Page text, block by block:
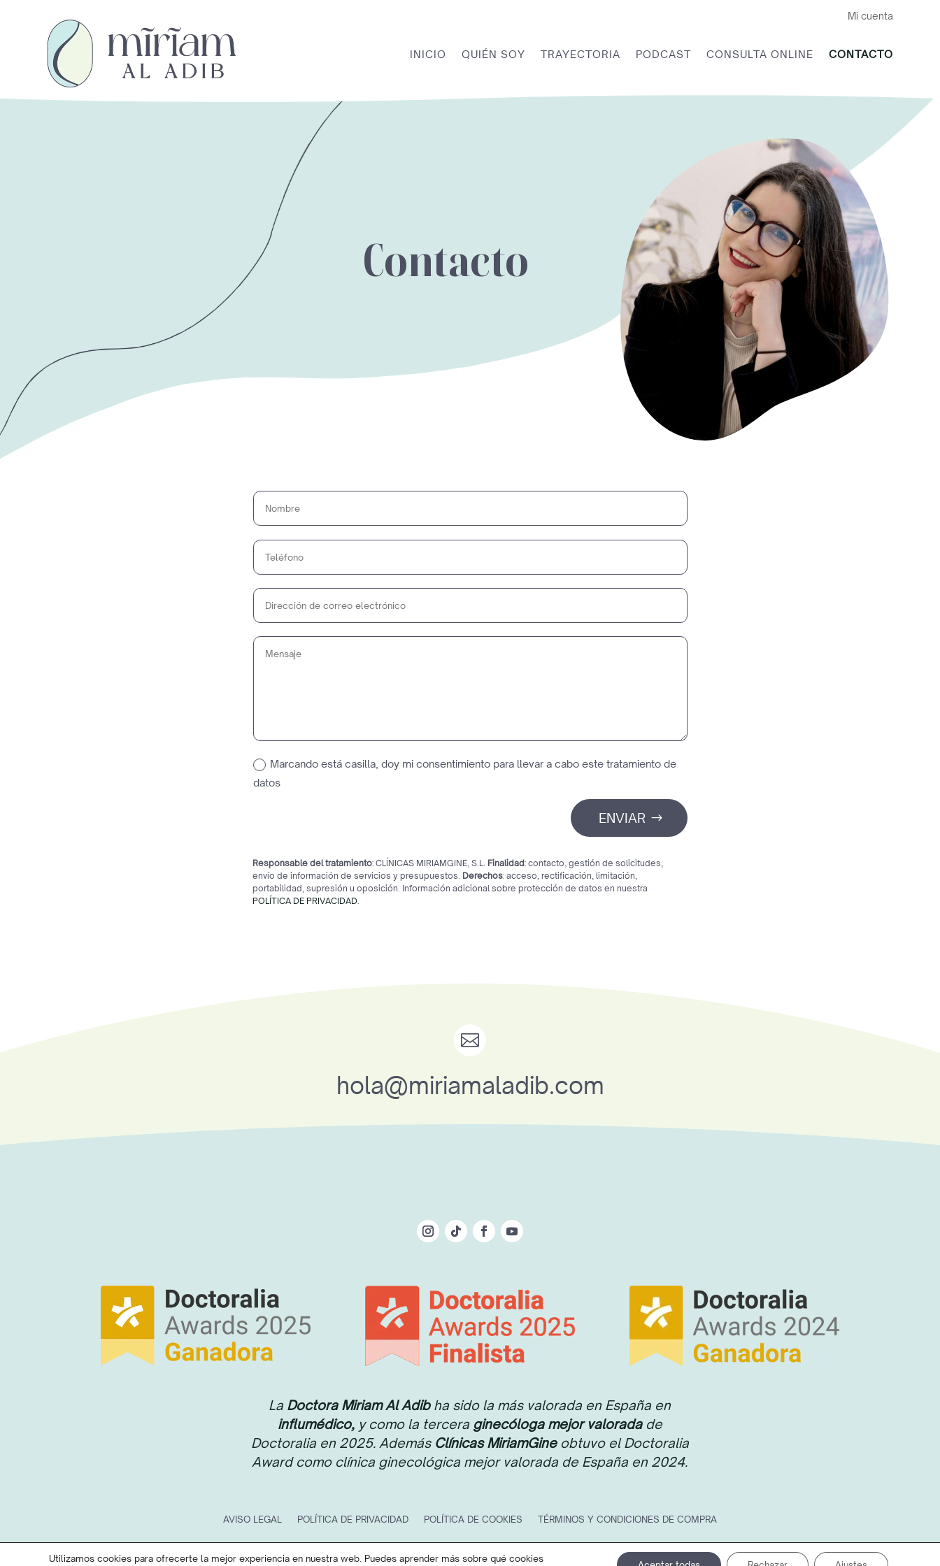
Mi cuenta
INICIO QUIÉN SOY TRAYECTORIA PODCAST CONSULTA ONLINE CONTACTO
Contacto
Marcando está casilla, doy mi consentimiento para llevar a cabo este tratamiento de
datos
ENVIAR
Responsable del tratamiento: CLÍNICAS MIRIAMGINE, S.L. Finalidad: contacto, gestión de solicitudes,
envío de información de servicios y presupuestos. Derechos: acceso, rectificación, limitación,
portabilidad, supresión u oposición. Información adicional sobre protección de datos en nuestra
POLÍTICA DE PRIVACIDAD.

hola@miriamaladib.com
La Doctora Miriam Al Adibha sido la más valorada en España en
influmédico, y como la terceraginecóloga mejor valorada de
Doctoralia en 2025. Además Clínicas MiriamGineobtuvo el Doctoralia
Award como clínica ginecológica mejor valorada de España en 2024.
AVISO LEGAL POLÍTICA DE PRIVACIDAD POLÍTICA DE COOKIES TÉRMINOS Y CONDICIONES DE COMPRA
© 2026 Miriam Al Adib. Todos los derechos reservados.
Utilizamos cookies para ofrecerte la mejor experiencia en nuestra web. Puedes aprender más sobre qué cookies